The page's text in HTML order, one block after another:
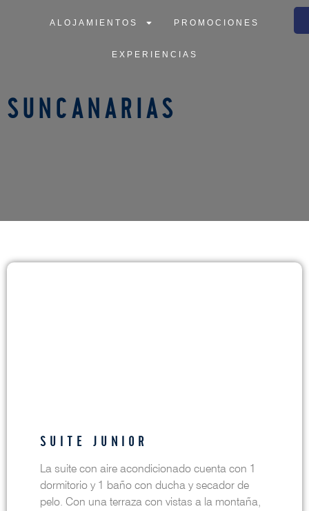
ALOJAMIENTOS PROMOCIONES
EXPERIENCIAS
ALOJAMIENTOS PROMOCIONES
EXPERIENCIAS
SUNCANARIAS
SUITE JUNIOR
La suite con aire acondicionado cuenta con 1
dormitorio y 1 baño con ducha y secador de
pelo. Con una terraza con vistas a la montaña,